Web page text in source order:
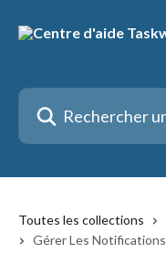
Rechercher un article...
Toutes les collections
Gérer Les Notifications